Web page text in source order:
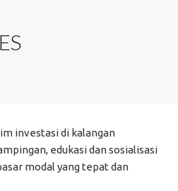
investasi di kalangan
edukasi dan sosialisasi
modal yang tepat dan